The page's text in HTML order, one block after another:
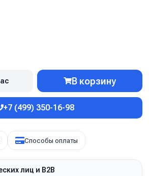
В корзину
+7 (499) 350-16-98
Способы оплаты
лиц и B2B